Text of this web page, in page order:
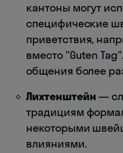
кантоны могут
специфические
приветствия,
вместо "Guten
общения более
Лихтенштейн —
традициям
некоторыми
влияниями.